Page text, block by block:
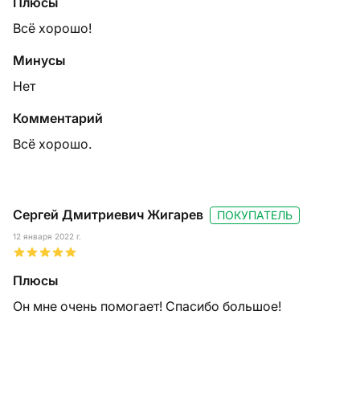
Всё хорошо!
Минусы
Нет
Комментарий
Всё хорошо.
Сергей Дмитриевич Жигарев
12 января 2022 г.
ПОКУПАТЕЛЬ
Плюсы
Он мне очень помогает! Спасибо большое!